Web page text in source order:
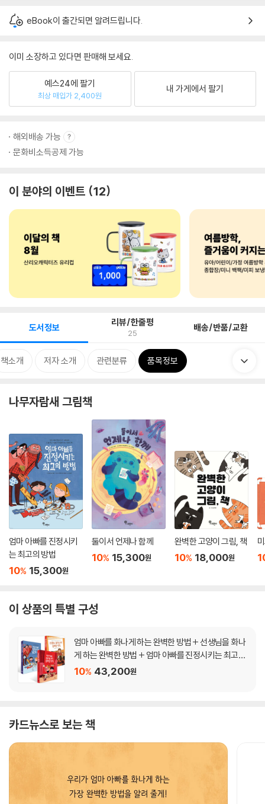
eBook이 출간되면 알려드립니다.
이미 소장하고 있다면 판매해 보세요.
예스24에 팔기
최상 매입가 2,400원
내 가게에서 팔기
해외배송 가능
문화비소득공제 가능
이 분야의 이벤트 12
도서정보 리뷰/한줄평
25 배송/반품/교환
책소개 저자 소개 관련분류 품목정보
나무자람새 그림책
엄마 아빠를 진정시키
는 최고의 방법
10% 15,300원
둘이서 언제나 함께
10% 15,300원
완벽한 고양이 그림, 책
10% 18,000원
이 상품의 특별 구성
엄마 아빠를 화나게 하는 완벽한 방법 + 선생님을 화나
게 하는 완벽한 방법 + 엄마 아빠를 진정시키는 최고의
방법 세트
10% 43,200원
카드뉴스로 보는 책